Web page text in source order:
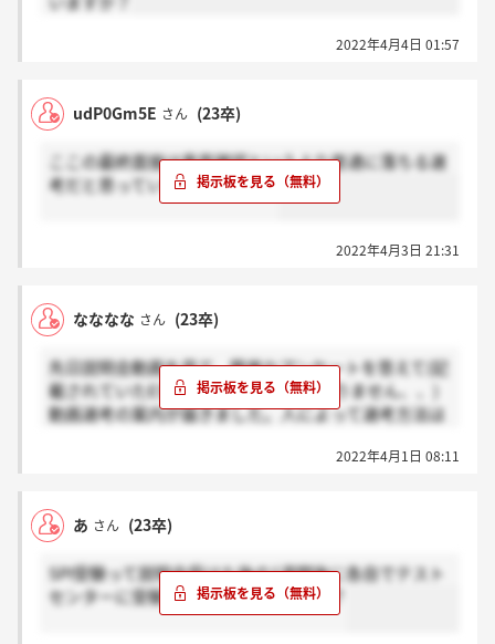
2022年4月4日 01:57
udP0Gm5E さん (23卒)
ここの最終面接は意思確認というより普通に落ちる選
考だと思っていいんですかね？
2022年4月3日 21:31
なななな さん (23卒)
先日説明会動画を見て、簡単なアンケートを答えて(記
載されていたESを出した覚えが全くありません、、)
動画選考の案内が届きました。人によって選考方法は
2022年4月1日 08:11
あ さん (23卒)
SPI受験って説明会受けた後の1週間後に各自でテスト
センターに受験しに行く形でしたっけ？